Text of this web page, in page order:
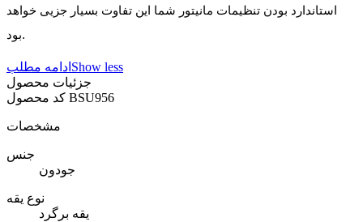
استاندارد بودن تنظیمات مانیتور شما این تفاوت بسیار جزیی خواهد
بود.
ادامه مطلب Show less
جزئیات محصول
BSU956
مشخصات
جنس
جودون
نوع یقه
یقه برگرد